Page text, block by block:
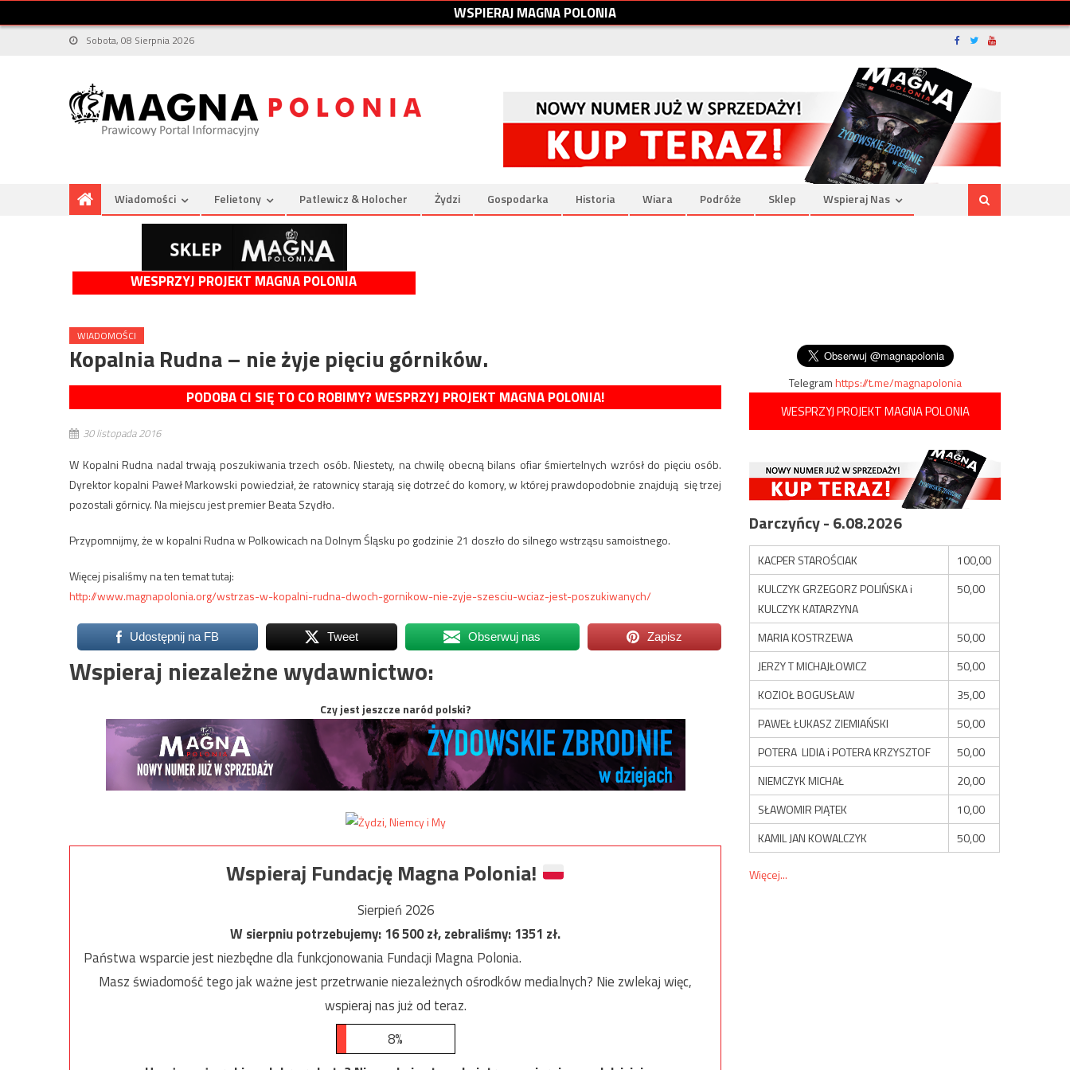
WSPIERAJMAGNAPOLONIA
Sobota, 08 Sierpnia 2026
Wiadomości Felietony Patlewicz & Holocher Żydzi Gospodarka Historia Wiara Podróże Sklep Wspieraj Nas
WESPRZYJ PROJEKT MAGNA POLONIA
WIADOMOŚCI
Kopalnia Rudna – nie żyje pięciu górników.
PODOBA CI SIĘ TO CO ROBIMY? WESPRZYJ PROJEKT MAGNA POLONIA!
30 listopada 2016
W Kopalni Rudna nadal trwają poszukiwania trzech osób. Niestety, na chwilę obecną bilans ofiar śmiertelnych wzrósł do pięciu osób.
Dyrektor kopalni Paweł Markowski powiedział, że ratownicy starają się dotrzeć do komory, w której prawdopodobnie znajdują się trzej
pozostali górnicy. Na miejscu jest premier Beata Szydło.
Przypomnijmy, że w kopalni Rudna w Polkowicach na Dolnym Śląsku po godzinie 21 doszło do silnego wstrząsu samoistnego.
Więcej pisaliśmy na ten temat tutaj:
http://www.magnapolonia.org/wstrzas-w-kopalni-rudna-dwoch-gornikow-nie-zyje-szesciu-wciaz-jest-poszukiwanych/
Udostępnij na FB Tweet Obserwuj nas Zapisz
Wspieraj niezależne wydawnictwo:
Czy jest jeszcze naród polski?
Wspieraj Fundację Magna Polonia!
Sierpień 2026
W sierpniu potrzebujemy:16 500zł, zebraliśmy:1351 zł.
Państwa wsparcie jest niezbędne dla funkcjonowania Fundacji Magna Polonia.
Masz świadomość tego jak ważne jest przetrwanie niezależnych ośrodków medialnych? Nie zwlekaj więc,
wspieraj nas już od teraz.
8%
Telegramhttps://t.me/magnapolonia
WESPRZYJ PROJEKT MAGNA POLONIA
Darczyńcy - 6.08.2026
KACPER STAROŚCIAK
100,00
KULCZYK GRZEGORZ POLIŃSKA i
KULCZYK KATARZYNA
50,00
MARIA KOSTRZEWA
50,00
JERZY T MICHAJŁOWICZ
50,00
KOZIOŁ BOGUSŁAW
35,00
PAWEŁ ŁUKASZ ZIEMIAŃSKI
50,00
POTERA LIDIA i POTERA KRZYSZTOF
50,00
NIEMCZYK MICHAŁ
20,00
SŁAWOMIR PIĄTEK
10,00
KAMIL JAN KOWALCZYK
50,00
Więcej...